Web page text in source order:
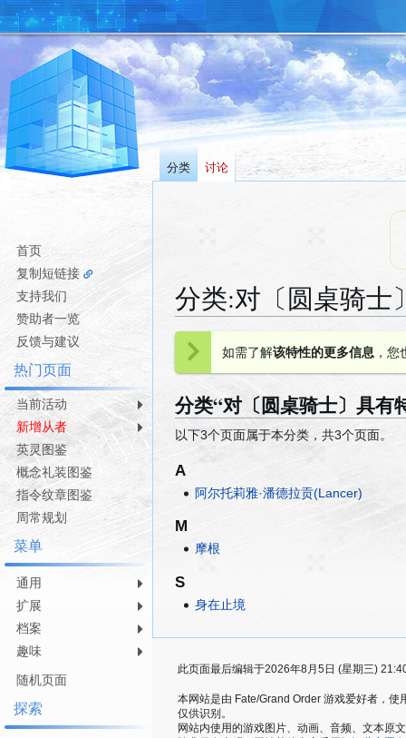
分类:对〔圆桌骑士
导
航
搜
索
如需了解该特性的更多信息 ，
分类“对〔圆桌骑士〕具有
以下3个页面属于本分类，共3个页面。
A
阿尔托莉雅·潘德拉贡(Lancer)
M
摩根
S
身在止境
分类 讨论
首页
复制短链接
支持我们
赞助者一览
反馈与建议
热门页面
当前活动
新增从者
英灵图鉴
概念礼装图鉴
指令纹章图鉴
周常规划
菜单
通用
扩展
档案
趣味
随机页面
探索
此页面最后编辑于2026年8月5日 (星期三)
本网站是由 Fate/Grand Order 游戏爱好者，
仅供识别。
网站内使用的游戏图片、动画、音频、文本原